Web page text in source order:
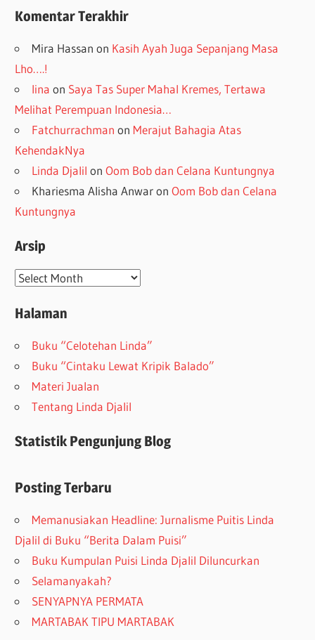
Komentar Terakhir
Mira Hassan on Kasih Ayah Juga Sepanjang Masa
Lho….!
lina on Saya Tas Super Mahal Kremes, Tertawa
Melihat Perempuan Indonesia…
Fatchurrachman on Merajut Bahagia Atas
KehendakNya
Linda Djalil onOom Bob dan Celana Kuntungnya
Khariesma Alisha AnwaronOom Bob dan Celana
Kuntungnya
Arsip
Arsip
Halaman
Buku “Celotehan Linda”
Buku “Cintaku Lewat Kripik Balado”
Materi Jualan
Tentang Linda Djalil
Statistik Pengunjung Blog
Posting Terbaru
Memanusiakan Headline: Jurnalisme Puitis Linda
Djalil di Buku “Berita Dalam Puisi”
Buku Kumpulan Puisi Linda Djalil Diluncurkan
Selamanyakah?
SENYAPNYA PERMATA
MARTABAK TIPU MARTABAK